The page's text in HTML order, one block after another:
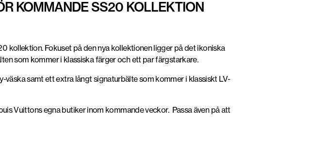
KOMMANDE SS20 KOLLEKTION
kollektion. Fokuset på den nya kollektionen ligger på det ikoniska
som kommer i klassiska färger och ett par färgstarkare.
samt ett extra långt signaturbälte som kommer i klassiskt LV-
Vuittons egna butiker inom kommande veckor. Passa även på att